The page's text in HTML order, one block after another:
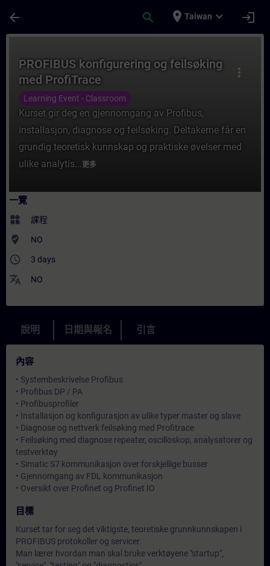
arrow_back search place Taiwan expand_more login
more_vert
PROFIBUS konfigurering og feilsøking
med ProfiTrace
Learning Event - Classroom
Kurset gir deg en gjennomgang av Profibus,
installasjon, diagnose og feilsøking. Deltakerne får en
grundig teoretisk kunnskap og praktiske øvelser med
ulike analytis...更多
一覽
widgets 課程
where_to_vote NO
access_time 3 days
translate NO
說明 日期與報名 引言
內容
• Systembeskrivelse Profibus
• Profibus DP / PA
• Profibusprofiler
• Installasjon og konfigurasjon av ulike typer master og slave
• Diagnose og nettverk feilsøking med Profitrace
• Feilsøking med diagnose repeater, oscilloskop, analysatorer og
testverktøy
• Simatic S7 kommunikasjon over forskjellige busser
• Gjennomgang av FDL kommunikasjon
• Oversikt over Profinet og Profinet IO
目標
Kurset tar for seg det viktigste, teoretiske grunnkunnskapen i
PROFIBUS protokoller og servicer.
Man lærer hvordan man skal bruke verktøyene "startup",